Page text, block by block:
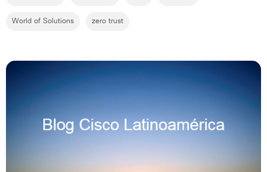
World of Solutions zero trust